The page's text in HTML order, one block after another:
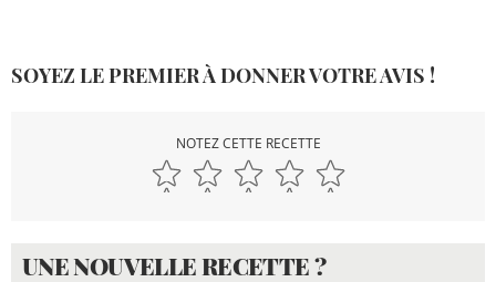
SOYEZ LE PREMIER À DONNER VOTRE AVIS !
NOTEZ CETTE RECETTE
UNE NOUVELLE RECETTE ?